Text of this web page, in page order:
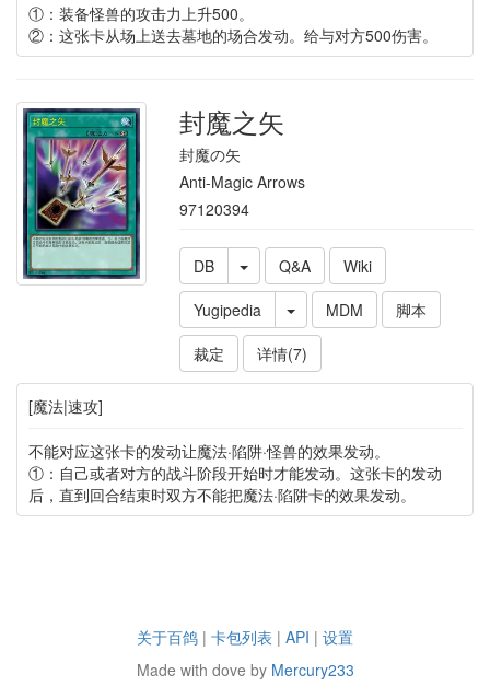
①：装备怪兽的攻击力上升500。
②：这张卡从场上送去墓地的场合发动。给与对方500伤害。
封魔之矢
封魔の矢
Anti-Magic Arrows
97120394
DB Q&A
Wiki
Yugipedia
MDM
脚本
裁定
详情(7)
[魔法|速攻]
不能对应这张卡的发动让魔法·陷阱·怪兽的效果发动。
①：自己或者对方的战斗阶段开始时才能发动。这张卡的发动
后，直到回合结束时双方不能把魔法·陷阱卡的效果发动。
关于百鸽 | 卡包列表 | API | 设置
Made with dove by Mercury233